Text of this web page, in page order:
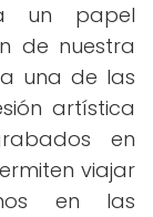
un papel
de nuestra
una de las
artística
en
viajar
en las